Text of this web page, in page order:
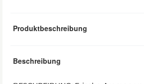
Produktbeschreibung
Beschreibung